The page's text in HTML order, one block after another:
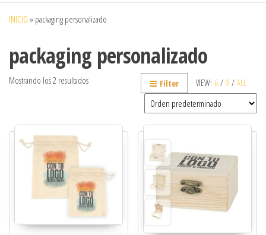
INICIO » packaging personalizado
packaging personalizado
VIEW: 6 / 9 / ALL
Filter
Mostrando los 2 resultados